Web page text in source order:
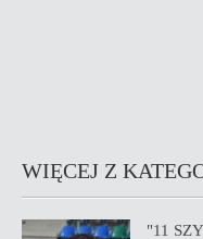
WIĘCEJ Z
"11